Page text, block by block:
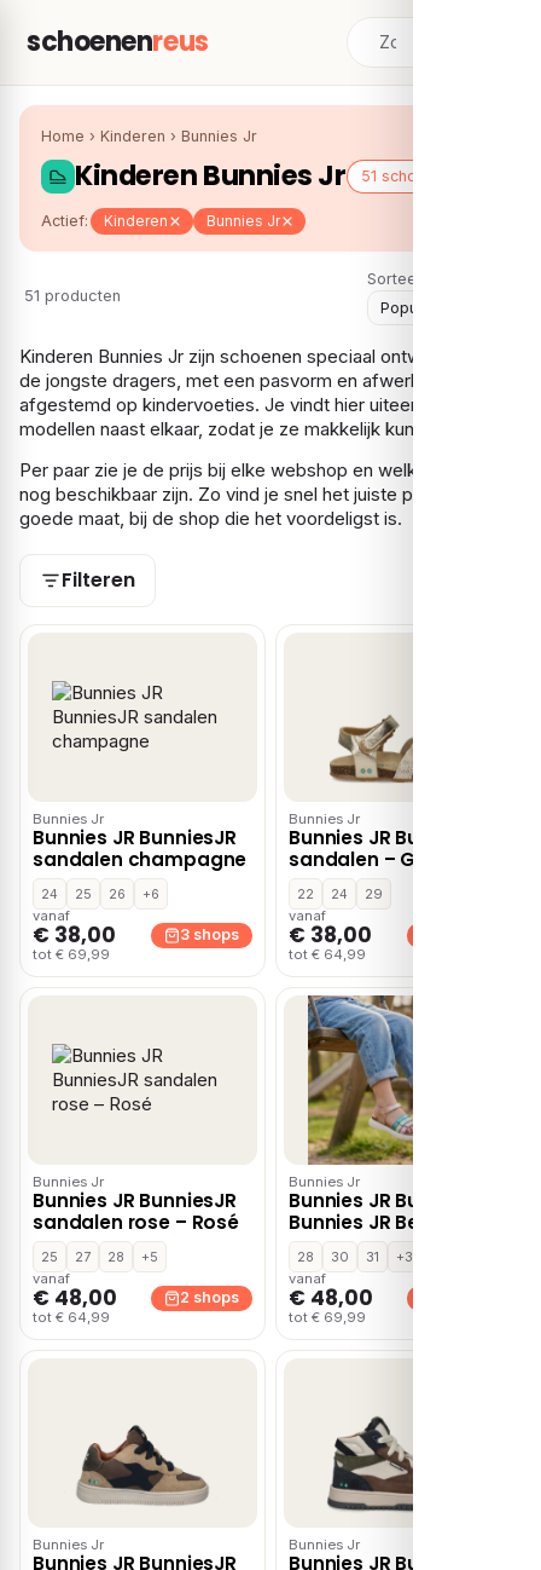
schoenenreus
Home › Kinderen › Bunnies Jr
Kinderen Bunnies Jr 51 schoenen
Actief: Kinderen Bunnies Jr
51 producten
Sorteer:
Kinderen Bunnies Jr zijn schoenen speciaal ontworpen voor
de jongste dragers, met een pasvorm en afwerking die zijn
afgestemd op kindervoeties. Je vindt hier uiteenlopende
modellen naast elkaar, zodat je ze makkelijk kunt vergelijken.
Per paar zie je de prijs bij elke webshop en welke maten er
nog beschikbaar zijn. Zo vind je snel het juiste paar in de
goede maat, bij de shop die het voordeligst is.
Filteren
Bunnies Jr
Bunnies JR BunniesJR
sandalen champagne
24 25 26
+6
vanaf
€ 38,00
tot € 69,99
3 shops
Bunnies Jr
Bunnies JR BunniesJR
sandalen – Goud
22 24
29
vanaf
€ 38,00
tot € 64,99
Bunnies Jr
Bunnies JR BunniesJR
sandalen rose – Rosé
25 27 28
+5
vanaf
€ 48,00
tot € 64,99
2 shops
Bunnies Jr
Bunnies JR BunniesJR
Bunnies JR Bette
Beach Sandalen
multicolor – Roze
28 30 31
+3
vanaf
€ 48,00
tot € 69,99
Bunnies Jr
Bunnies JR BunniesJR
Bunnies Jr
Bunnies JR BunniesJR